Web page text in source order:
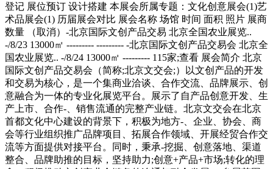
登记 展位预订 设计搭建 本展会所属专题：文化创意展会(1)艺
术品展会(1) 历届展会对比 展会名称 场馆 时间 面积 照片 展商
数量 （取消）-北京国际文创产品交易 北京全国农业展览..
-/8/23 13000㎡ --------- --------- -北京国际文创产品交易会 北京全
国农业展览.. -/8/24 13000㎡ --------- 115家;查看 展会简介 北京
国际文创产品交易会（简称;北京文交会;）以文创产品的开发
和交易为核心，是一个集商业洽谈、合作交流、品牌展示、创
意融合为一体的专业化展览平台。展示了自产品创意开发、生
产上市、合作-、销售流通的完整产业链。北京文交会在北京
首都文化中心建设的背景下，积极为地方-、企业、协会、商
会等行业组织推广品牌项目、拓展合作领域、开展经贸合作交
流等方面提供对接平台。同时，秉承-挖掘、创意落地、渠道
整合、品牌助推的目标，坚持助力;创意+产品+市场;转化的理